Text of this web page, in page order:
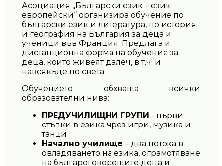
Асоциация „Български език – език
европейски“ организира обучение по
български език и литература, по история
и география на България за деца и
ученици във Франция. Предлага и
дистанционна форма на обучение за
деца, които живеят далеч, в т.ч. и
навсякъде по света.
Обучението обхваща всички
образователни нива:
ПРЕДУЧИЛИЩНИ ГРУПИ - първи
стъпки в езика чрез игри, музика и
танци
Начално училище – два потока в
овладяването на езика, ограмотяване
на българоговорещите деца и